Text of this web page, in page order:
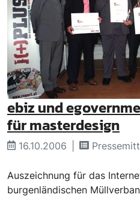
ebiz und
für masterdesign
16.10.2006
Auszeichnung für das
burgenländischen